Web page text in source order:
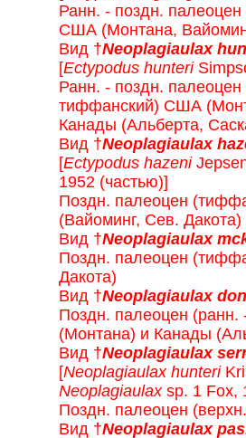
Ранн. - поздн.
США (Монтана,
Вид †Neoplagiaulax
[Ectypodus hunteri
Ранн. - поздн. палеоцен
тиффанский) США
Канады (Альберта,
Вид †Neoplagiaulax
[Ectypodus hazeni
1952 (частью)]
Поздн. палеоцен
(Вайоминг, Сев.
Вид †Neoplagiaulax
Поздн. палеоцен
Дакота)
Вид †Neoplagiaulax
Поздн. палеоцен
(Монтана) и Канады
Вид †Neoplagiaulax
[Neoplagiaulax hunteri
Neoplagiaulaxsp. 1 Fox,
Поздн. палеоцен
Вид †Neoplagiaulax